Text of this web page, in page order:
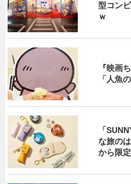
型コン
ｗ
『映画
「人魚
「
な旅の
から限